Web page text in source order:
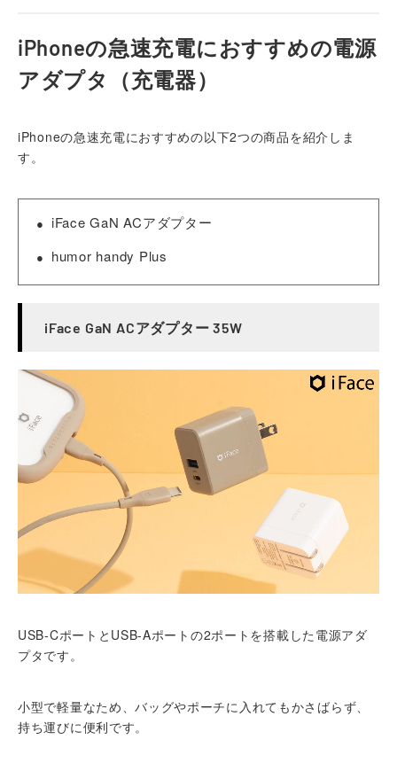
iPhoneの急速充電におすすめの電源
アダプタ（充電器）
iPhoneの急速充電におすすめの以下2つの商品を紹介しま
す。
iFace GaN ACアダプター
humor handy Plus
iFace GaN ACアダプター 35W
USB-CポートとUSB-Aポートの2ポートを搭載した電源アダ
プタです。
小型で軽量なため、バッグやポーチに入れてもかさばらず、
持ち運びに便利です。